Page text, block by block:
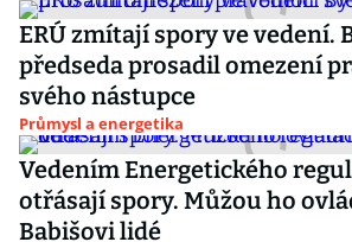
ERÚ zmítají spory ve vedení.
předseda prosadil omezení
svého nástupce
Průmysl a energetika
Vedením Energetického
otřásají spory. Můžou ho
Babišovi lidé